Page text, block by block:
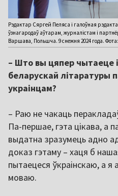
Рэдактар Сяргей Пеляса і галоўная
ўзнагародаў аўтарам, журналістам і
Варшава, Польшча. 9 снежня 2024 года.
– Што вы цяпер чытаеце
беларускай літаратуры
украінцам?
– Раю не чакаць
Па-першае, гэта цікава, а
выдатна зразумець адно
доказ гэтаму – хаця б
пытаецеся ўкраінскаю, а
моваю.